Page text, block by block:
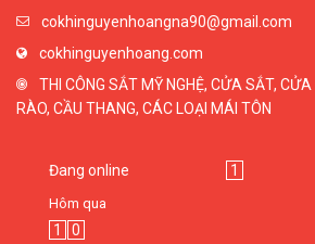
cokhinguyenhoangna90@gmail.com
cokhinguyenhoang.com
THI CÔNG SẮT MỸ NGHỆ, CỬA SẮT,
RÀO, CẦU THANG, CÁC LOẠI MÁI TÔN
Đang online 1
Hôm qua
1 0